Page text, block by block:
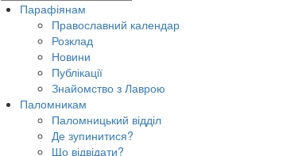
Парафіянам
Православний календар
Розклад
Новини
Публікації
Знайомство з Лаврою
Паломникам
Паломницький відділ
Де зупинитися?
Що відвідати?